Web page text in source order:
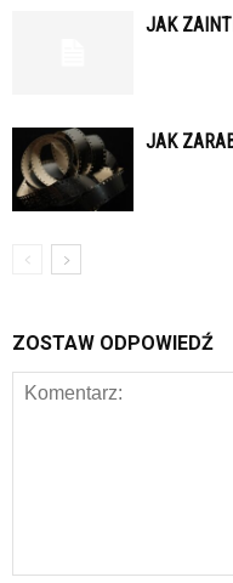
JAK
JAK
ZOSTAW ODPOWIEDŹ